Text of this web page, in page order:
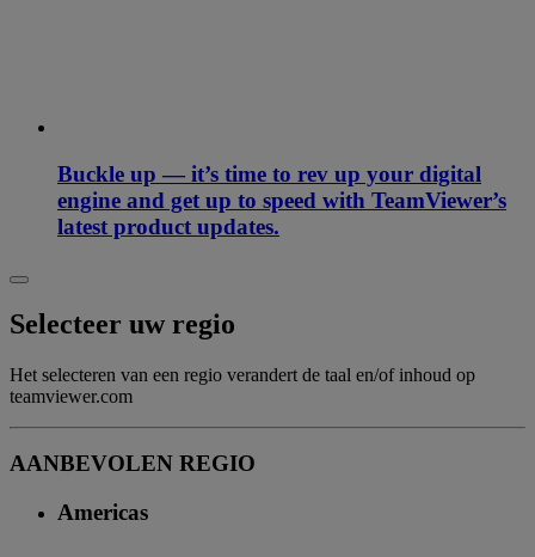
Buckle up — it’s time to rev up your digital
engine and get up to speed with TeamViewer’s
latest product updates.
Selecteer uw regio
Het selecteren van een regio verandert de taal en/of inhoud op
teamviewer.com
AANBEVOLEN REGIO
Americas